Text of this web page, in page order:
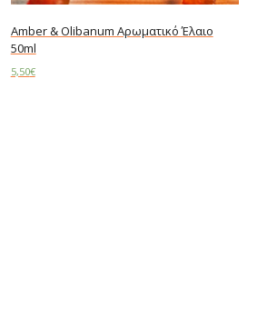
Amber & Olibanum Αρωματικό Έλαιο
50ml
5,50€